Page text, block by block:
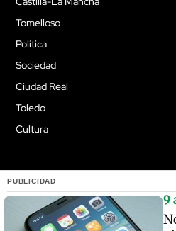
Tomelloso
Política
Sociedad
Ciudad Real
Toledo
Cultura
©
PUBLICIDAD
9